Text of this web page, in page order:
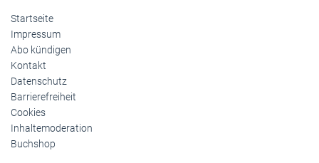
Startseite
Impressum
Abo kündigen
Kontakt
Datenschutz
Barrierefreiheit
Cookies
Inhaltemoderation
Buchshop